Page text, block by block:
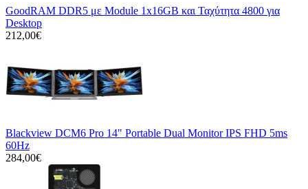
GoodRAM DDR5 με Module 1x16GB και Ταχύτητα 4800 για
Desktop
212,00€
Blackview DCM6 Pro 14" Portable Dual Monitor IPS FHD 5ms
60Hz
284,00€